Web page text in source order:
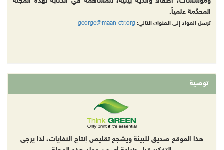
المحكّمة علمياً.
ترسل المواد إلى العنوان التالي: george@maan-ctr.org
توصية
هذا الموقع صديق للبيئة ويشجع تقليص إنتاج النفايات، لذا يرجى